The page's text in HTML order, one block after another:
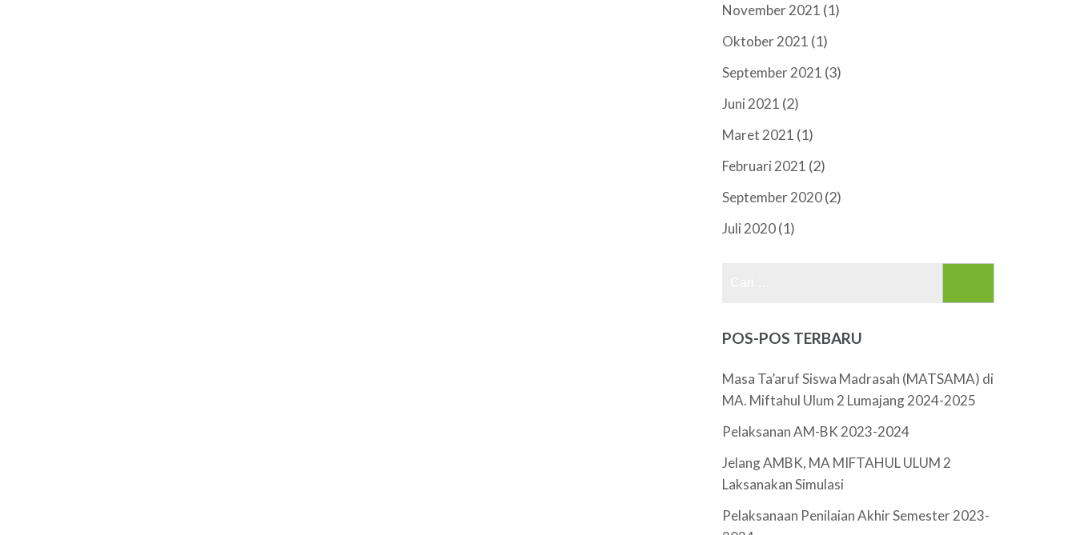
November 2021 (1)
Oktober 2021 (1)
September 2021 (3)
Juni 2021 (2)
Maret 2021 (1)
Februari 2021 (2)
September 2020(2)
Juli 2020(1)
POS-POS TERBARU
Masa Ta’aruf Siswa Madrasah (MATSAMA) di
MA. Miftahul Ulum 2 Lumajang 2024-2025
Pelaksanan AM-BK 2023-2024
Jelang AMBK, MA MIFTAHUL ULUM 2
Laksanakan Simulasi
Pelaksanaan Penilaian Akhir Semester 2023-